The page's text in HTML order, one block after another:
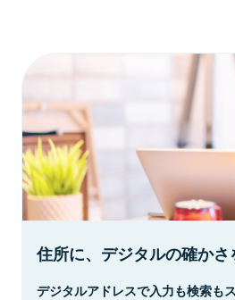
住所に、デジタルの確かさ
デジタルアドレスで入力も検索もス